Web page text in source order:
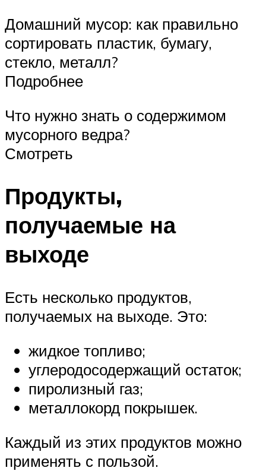
Домашний мусор: как правильно
сортировать пластик, бумагу,
стекло, металл?
Подробнее
Что нужно знать о содержимом
мусорного ведра?
Смотреть
Продукты,
получаемые на
выходе
Есть несколько продуктов,
получаемых на выходе. Это:
жидкое топливо;
углеродосодержащий остаток;
пиролизный газ;
металлокорд покрышек.
Каждый из этих продуктов можно
применять с пользой.